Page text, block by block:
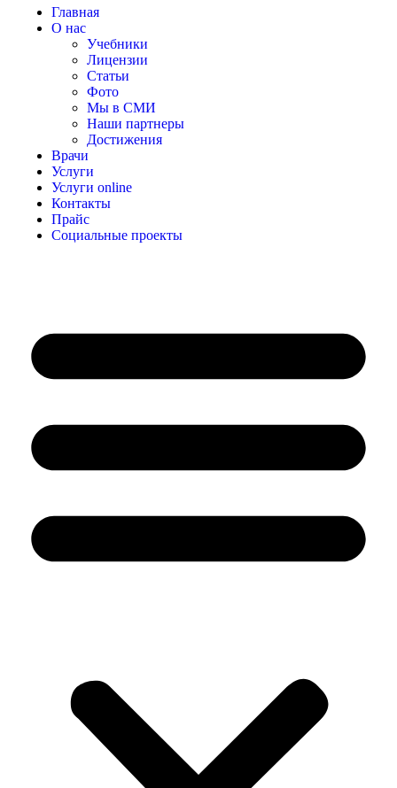
Главная
О нас
Учебники
Лицензии
Статьи
Фото
Мы в СМИ
Наши партнеры
Достижения
Врачи
Услуги
Услуги online
Контакты
Прайс
Социальные проекты